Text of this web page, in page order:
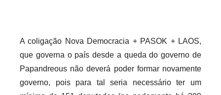
e
x
A coligação Nova Democracia + PASOK + LAOS,
que governa o país desde a queda do governo de
Papandreous não deverá poder formar novamente
governo, pois para tal seria necessário ter um